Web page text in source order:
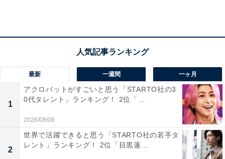
第2位（同率）：鳥沢（23票）
同率2位の2駅目は、「鳥沢駅」でした。猿橋駅に隣接し
ている駅で、同様に上りは八王子・新宿方面、下りは大
月・甲府方面に行き来できます。コメントを見ると、
「今回このアンケートに答えるまで、中央線にこれらの
駅があることを知らなかった」（神奈川県／30代女性）
最新 一週間 一ヶ月
1
アクロバットがすごいと思う「STARTO社の3
0代タレント」ランキング！ 2位「...
2026/08/08
2
世界で活躍できると思う「STARTO社の若手タ
レント」ランキング！ 2位「目黒蓮...